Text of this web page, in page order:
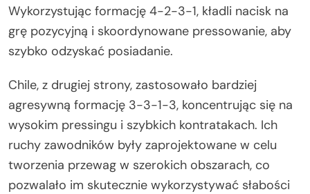
Wykorzystując formację 4-2-3-1, kładli nacisk na
grę pozycyjną i skoordynowane pressowanie, aby
szybko odzyskać posiadanie.
Chile, z drugiej strony, zastosowało bardziej
agresywną formację 3-3-1-3, koncentrując się na
wysokim pressingu i szybkich kontratakach. Ich
ruchy zawodników były zaprojektowane w celu
tworzenia przewag w szerokich obszarach, co
pozwalało im skutecznie wykorzystywać słabości